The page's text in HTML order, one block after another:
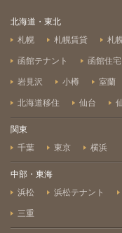
北海道・東北
札幌
札幌賃貸 札
函館テナント 函館住宅
岩見沢 小樽 室蘭
北海道移住 仙台
関東
千葉
東京 横浜
中部・東海
浜松
浜松テナント
三重